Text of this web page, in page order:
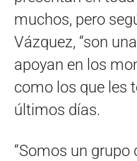
muchos, pero
Vázquez, “son
apoyan en los
como los que les
últimos días.
“Somos un grupo